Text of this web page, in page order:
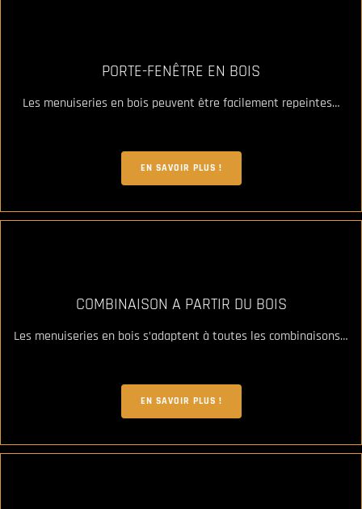
PORTE-FENÊTRE EN BOIS
Les menuiseries en bois peuvent être facilement repeintes…
EN SAVOIR PLUS !
COMBINAISON A PARTIR DU BOIS
Les menuiseries en bois s’adaptent à toutes les combinaisons…
EN SAVOIR PLUS !